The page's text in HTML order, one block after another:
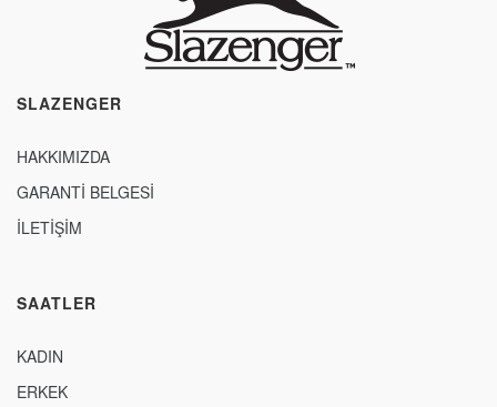
SLAZENGER
HAKKIMIZDA
GARANTİ BELGESİ
İLETİŞİM
SAATLER
KADIN
ERKEK